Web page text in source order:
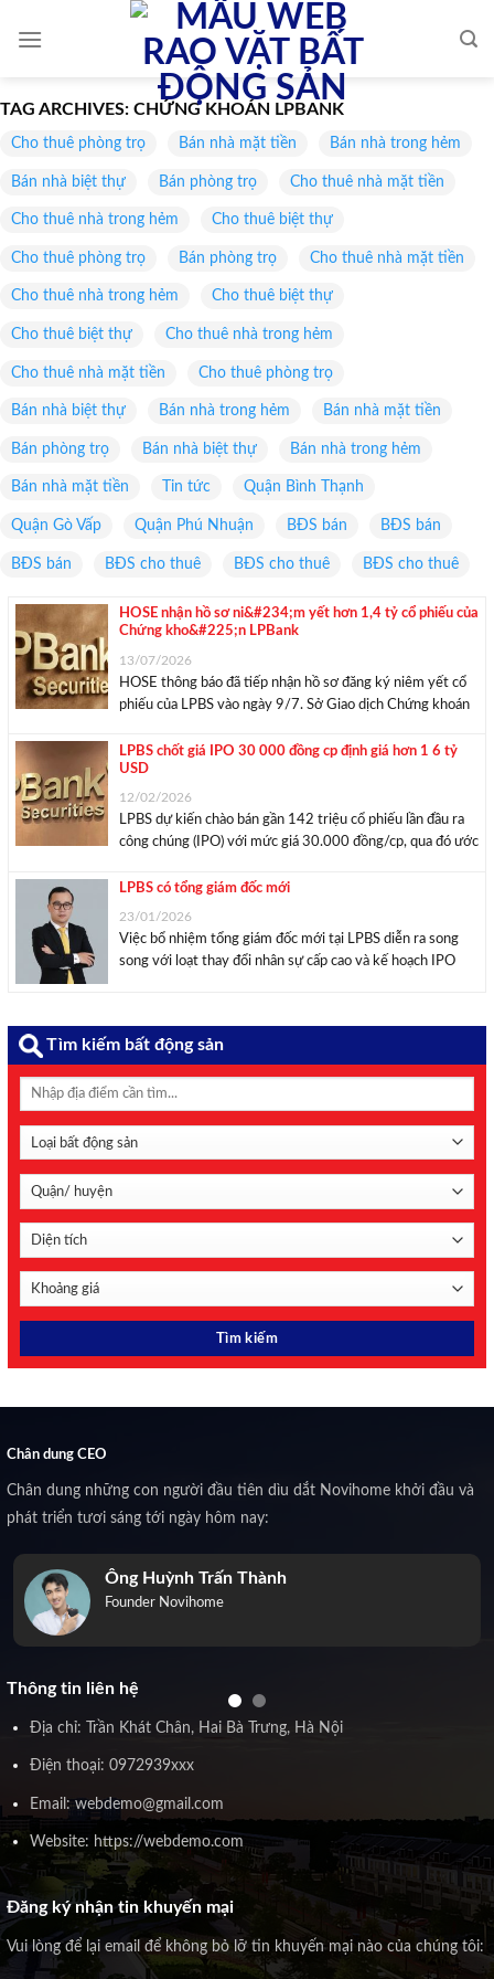
TAG ARCHIVES: CHỨNG KHOÁN LPBANK
Cho thuê phòng trọ Bán nhà mặt tiền Bán nhà trong hẻm
Bán nhà biệt thự Bán phòng trọ Cho thuê nhà mặt tiền
Cho thuê nhà trong hẻm Cho thuê biệt thự
Cho thuê phòng trọ Bán phòng trọ Cho thuê nhà mặt tiền
Cho thuê nhà trong hẻm Cho thuê biệt thự
Cho thuê biệt thự Cho thuê nhà trong hẻm
Cho thuê nhà mặt tiền Cho thuê phòng trọ
Bán nhà biệt thự Bán nhà trong hẻm Bán nhà mặt tiền
Bán phòng trọ Bán nhà biệt thự Bán nhà trong hẻm
Bán nhà mặt tiền Tin tức Quận Bình Thạnh
Quận Gò Vấp Quận Phú Nhuận BĐS bán BĐS bán
BĐS bán BĐS cho thuê BĐS cho thuê BĐS cho thuê
HOSE nhận hồ sơ ni&#234;m yết hơn 1,4 tỷ cổ phiếu của
Chứng kho&#225;n LPBank
13/07/2026
HOSE thông báo đã tiếp nhận hồ sơ đăng ký niêm yết cổ
phiếu của LPBS vào ngày 9/7. Sở Giao dịch Chứng khoán
niêm yết hơn 1,4 tỷ cổ phiếu của ...
LPBS chốt giá IPO 30 000 đồng cp định giá hơn 1 6 tỷ
USD
12/02/2026
LPBS dự kiến chào bán gần 142 triệu cổ phiếu lần đầu ra
công chúng (IPO) với mức giá 30.000 đồng/cp, qua đó ước
điều lệ của LPBS sẽ tăng từ 12.668 tỷ đồng ...
LPBS có tổng giám đốc mới
23/01/2026
Việc bổ nhiệm tổng giám đốc mới tại LPBS diễn ra song
song với loạt thay đổi nhân sự cấp cao và kế hoạch IPO
Tìm kiếm bất động sản
Chân dung CEO
Chân dung những con người đầu tiên dìu dắt Novihome khởi đầu và
phát triển tươi sáng tới ngày hôm nay:
Ông Huỳnh Trấn Thành
Founder Novihome
Thông tin liên hệ
Địa chỉ: Trần Khát Chân, Hai Bà Trưng, Hà Nội
Điện thoại: 0972939xxx
Email: webdemo@gmail.com
Website: https://webdemo.com
Đăng ký nhận tin khuyến mại
Vui lòng để lại email để không bỏ lỡ tin khuyến mại nào của chúng tôi: